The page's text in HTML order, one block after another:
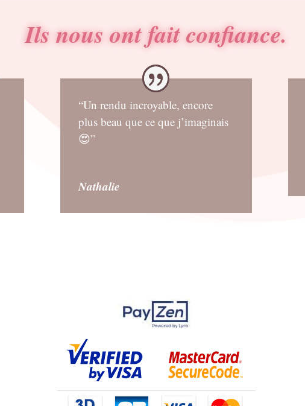
Ils nous ont fait confiance.
“Un rendu incroyable, encore
plus beau que ce que j’imaginais
😍”
Nathalie